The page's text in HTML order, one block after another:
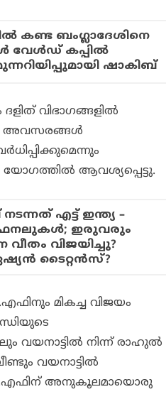
കണ്ട ബംഗ്ലാദേശിനെ
വേൾഡ് കപ്പിൽ
ഷാകിബ്
വിഭാഗങ്ങളില്‍
അവസരങ്ങള്‍
ആവശ്യപ്പെട്ടു.
എട്ട് ഇന്ത്യ –
ഇരുവരും
വിജയിച്ചു?
ടൈറ്റന്‍സ്?
മികച്ച വിജയം
വയനാട്ടില്‍ നിന്ന് രാഹുല്‍
വയനാട്ടില്‍
അനുകൂലമായൊരു